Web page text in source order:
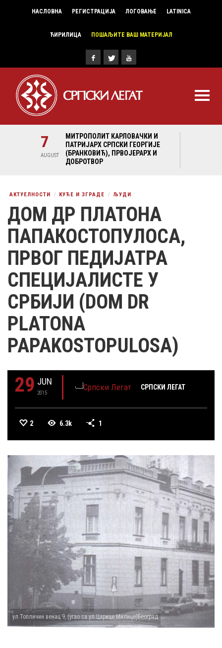
НАСЛОВНА РЕГИСТРАЦИЈА ЛОГОВАЊЕ LATINICA
ЋИРИЛИЦА ПОШАЉИТЕ ВАШ МАТЕРИЈАЛ
7
AUGUST
МИТРОПОЛИТ КАРЛОВАЧКИ И
ПАТРИЈАРХ СРПСКИ ГЕОРГИЈЕ
(БРАНКОВИЋ), ПРВОЈЕРАРХ И
ДОБРОТВОР
АКТУЕЛНОСТИ КУЋЕ И ЗГРАДЕ ЉУДИ
ДОМ ДР ПЛАТОНА
ПАПАКОСТОПУЛОСА,
ПРВОГ ПЕДИЈАТРА
СПЕЦИЈАЛИСТЕ У
СРБИЈИ (DOM DR
PLATONA
PAPAKOSTOPULOSA)
29 JUN
2015
СРПСКИ ЛЕГАТ
2 6.3k 1
ул.Топличин венац 9, (угао са ул.Царице Милице)Београд